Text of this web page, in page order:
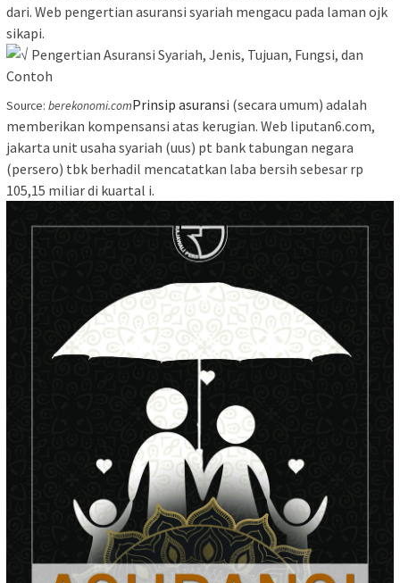
dari. Web pengertian asuransi syariah mengacu pada laman ojk
sikapi.
Source: berekonomi.comPrinsip asuransi (secara umum) adalah
memberikan kompensansi atas kerugian. Web liputan6.com,
jakarta unit usaha syariah (uus) pt bank tabungan negara
(persero) tbk berhadil mencatatkan laba bersih sebesar rp
105,15 miliar di kuartal i.